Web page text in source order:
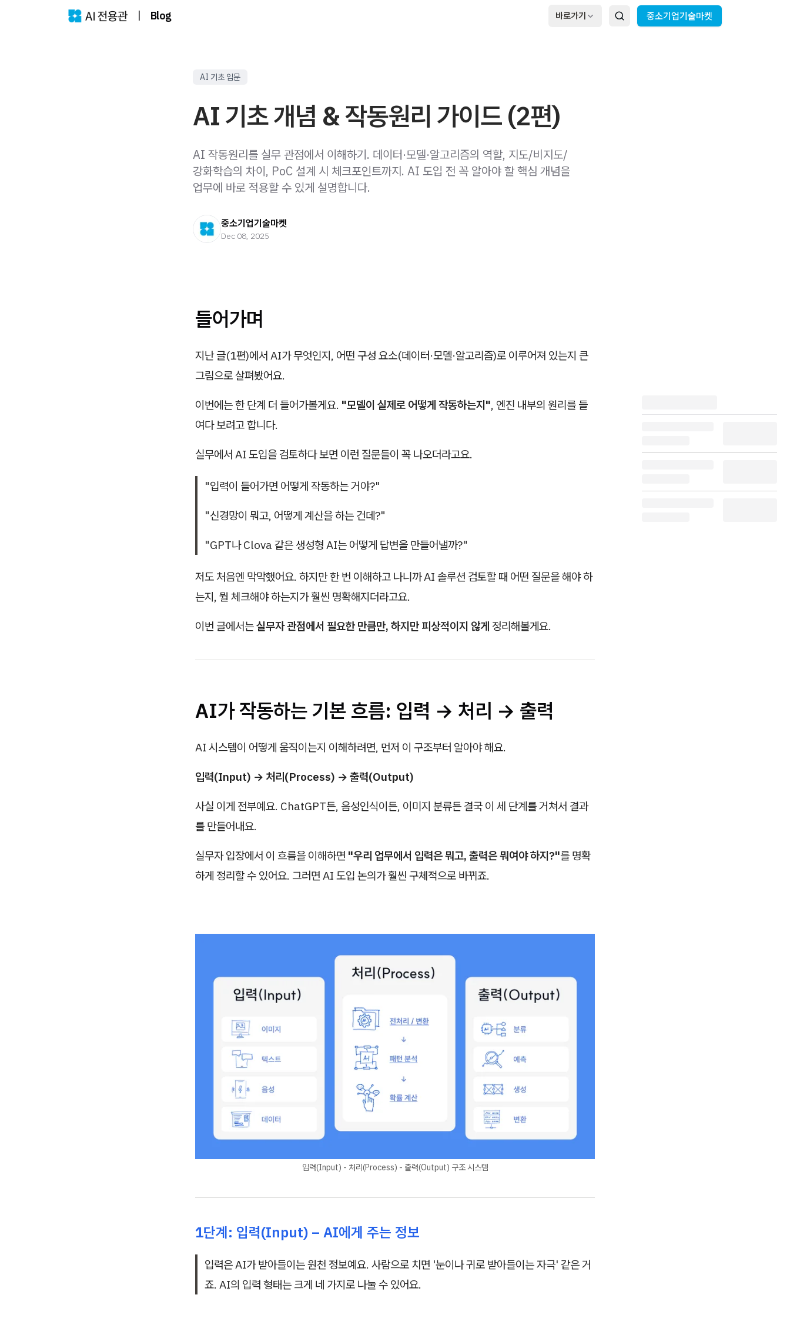
| Blog 바로가기 중소기업기술마켓
AI 기초 입문
AI 기초 개념 & 작동원리 가이드 (2편)
AI 작동원리를 실무 관점에서 이해하기. 데이터·모델·알고리즘의 역할, 지도/비지도/
강화학습의 차이, PoC 설계 시 체크포인트까지. AI 도입 전 꼭 알아야 할 핵심 개념을
업무에 바로 적용할 수 있게 설명합니다.
중소기업기술마켓
Dec 08, 2025
들어가며
지난 글(1편)에서 AI가 무엇인지, 어떤 구성 요소(데이터·모델·알고리즘)로 이루어져 있는지 큰
그림으로 살펴봤어요.
이번에는 한 단계 더 들어가볼게요. "모델이 실제로 어떻게 작동하는지", 엔진 내부의 원리를 들
여다 보려고 합니다.
실무에서 AI 도입을 검토하다 보면 이런 질문들이 꼭 나오더라고요.
"입력이 들어가면 어떻게 작동하는 거야?"
"신경망이 뭐고, 어떻게 계산을 하는 건데?"
"GPT나 Clova 같은 생성형 AI는 어떻게 답변을 만들어낼까?"
저도 처음엔 막막했어요. 하지만 한 번 이해하고 나니까 AI 솔루션 검토할 때 어떤 질문을 해야 하
는지, 뭘 체크해야 하는지가 훨씬 명확해지더라고요.
이번 글에서는실무자 관점에서 필요한 만큼만, 하지만 피상적이지 않게 정리해볼게요.
AI가 작동하는 기본 흐름: 입력 → 처리 → 출력
AI 시스템이 어떻게 움직이는지 이해하려면, 먼저 이 구조부터 알아야 해요.
입력(Input) → 처리(Process) → 출력(Output)
사실 이게 전부예요. ChatGPT든, 음성인식이든, 이미지 분류든 결국 이 세 단계를 거쳐서 결과
를 만들어내요.
실무자 입장에서 이 흐름을 이해하면 "우리 업무에서 입력은 뭐고, 출력은 뭐여야 하지?"를 명확
하게 정리할 수 있어요. 그러면 AI 도입 논의가 훨씬 구체적으로 바뀌죠.
입력(Input) - 처리(Process) - 출력(Output) 구조 시스템
1단계: 입력(Input) – AI에게 주는 정보
입력은 AI가 받아들이는 원천 정보예요. 사람으로 치면 '눈이나 귀로 받아들이는 자극' 같은 거
죠. AI의 입력 형태는 크게 네 가지로 나눌 수 있어요.